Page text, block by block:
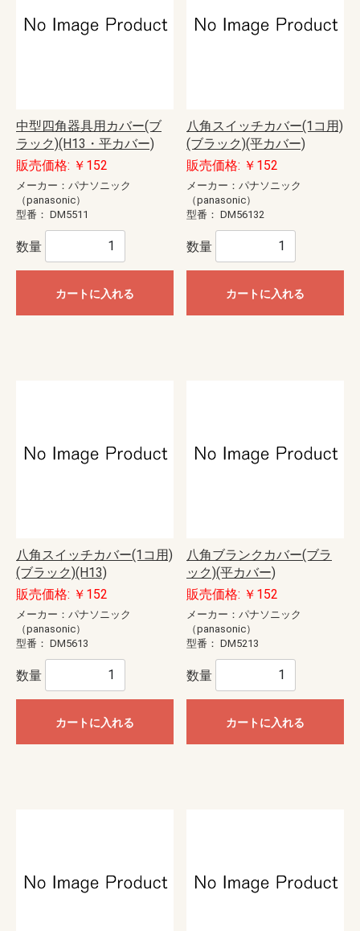
中型四角器具用カバー(ブ
ラック)(H13・平カバー)
販売価格: ￥152
メーカー：パナソニック
（panasonic）
型番： DM5511
数量
カートに入れる
八角スイッチカバー(1コ用)
(ブラック)(平カバー)
販売価格: ￥152
メーカー：パナソニック
（panasonic）
型番： DM56132
数量
カートに入れる
八角スイッチカバー(1コ用)
(ブラック)(H13)
販売価格: ￥152
メーカー：パナソニック
（panasonic）
型番： DM5613
数量
カートに入れる
八角ブランクカバー(ブラ
ック)(平カバー)
販売価格: ￥152
メーカー：パナソニック
（panasonic）
型番： DM5213
数量
カートに入れる